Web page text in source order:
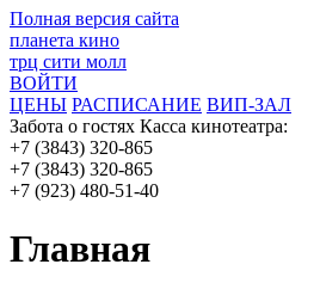
Полная версия сайта
планета кино
трц сити молл
ВОЙТИ
ЦЕНЫ РАСПИСАНИЕ ВИП-ЗАЛ
Забота о гостях Касса кинотеатра:
+7 (3843) 320-865
+7 (3843) 320-865
+7 (923) 480-51-40
Главная